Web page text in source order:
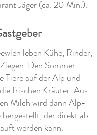
Jäger (ca. 20 Min.).
leben Kühe, Rinder,
Den Sommer
Tiere auf der Alp und
frischen Kräuter. Aus
Milch wird dann Alp-
hergestellt, der direkt ab
werden kann.